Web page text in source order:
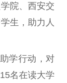
院、西安交
生，助力人
学行动，对
名在读大学